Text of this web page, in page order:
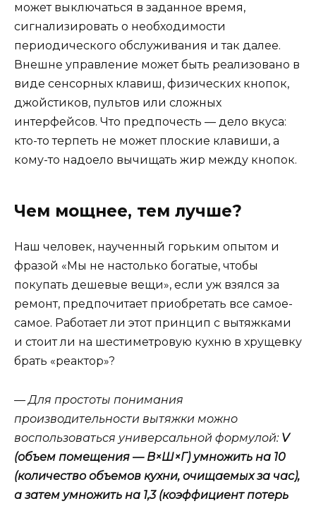
может выключаться в заданное время,
сигнализировать о необходимости
периодического обслуживания и так далее.
Внешне управление может быть реализовано в
виде сенсорных клавиш, физических кнопок,
джойстиков, пультов или сложных
интерфейсов. Что предпочесть — дело вкуса:
кто-то терпеть не может плоские клавиши, а
кому-то надоело вычищать жир между кнопок.
Чем мощнее, тем лучше?
Наш человек, наученный горьким опытом и
фразой «Мы не настолько богатые, чтобы
покупать дешевые вещи», если уж взялся за
ремонт, предпочитает приобретать все самое-
самое. Работает ли этот принцип с вытяжками
и стоит ли на шестиметровую кухню в хрущевку
брать «реактор»?
— Для простоты понимания
производительности вытяжки можно
воспользоваться универсальной формулой: V
(объем помещения — В×Ш×Г) умножить на 10
(количество объемов кухни, очищаемых за час),
а затем умножить на 1,3 (коэффициент потерь